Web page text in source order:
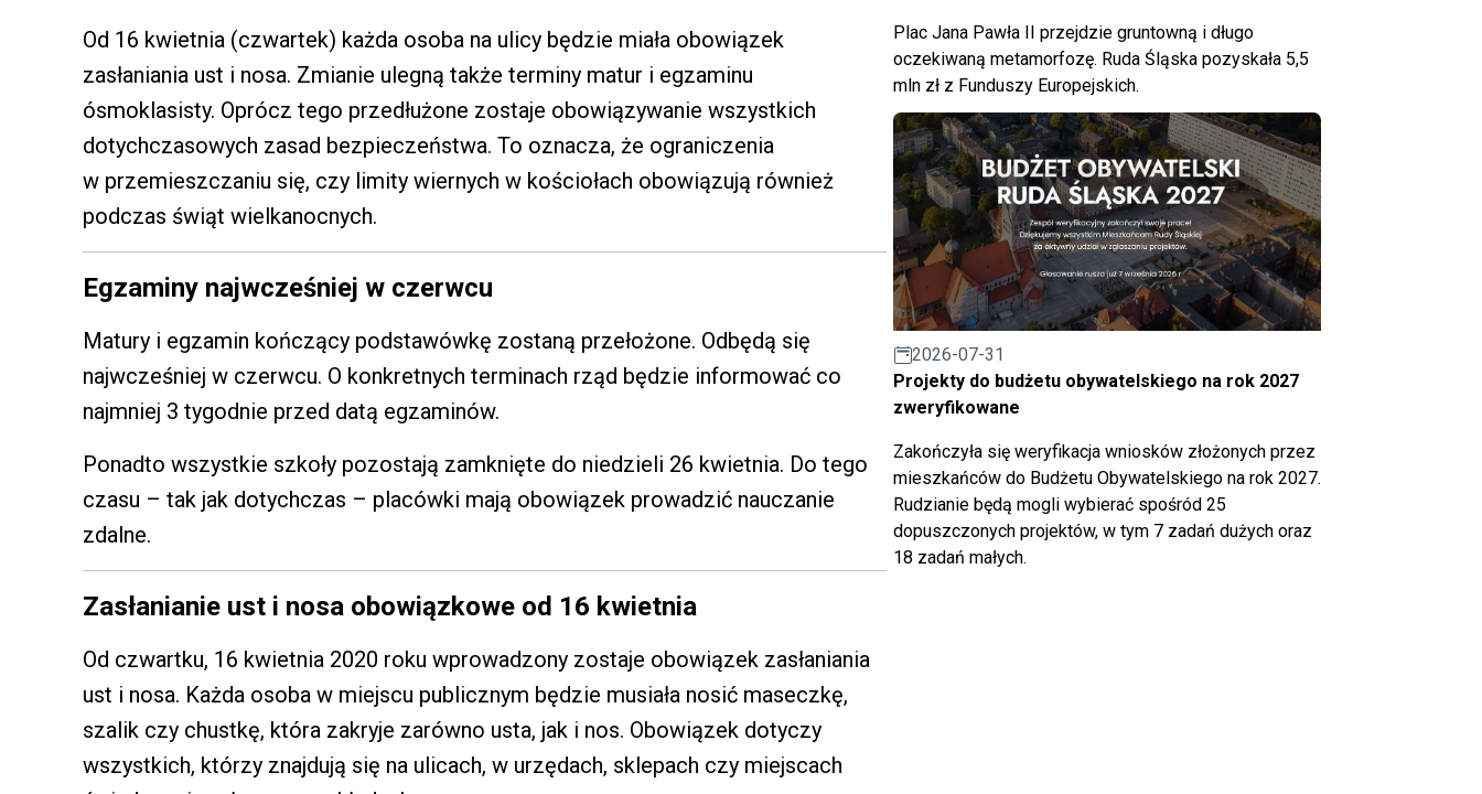
Od 16 kwietnia (czwartek) każda osoba na ulicy będzie miała obowiązek
zasłaniania ust i nosa. Zmianie ulegną także terminy matur i egzaminu
ósmoklasisty. Oprócz tego przedłużone zostaje obowiązywanie wszystkich
dotychczasowych zasad bezpieczeństwa. To oznacza, że ograniczenia
w przemieszczaniu się, czy limity wiernych w kościołach obowiązują również
podczas świąt wielkanocnych.
Egzaminy najwcześniej w czerwcu
Matury i egzamin kończący podstawówkę zostaną przełożone. Odbędą się
najwcześniej w czerwcu. O konkretnych terminach rząd będzie informować co
najmniej 3 tygodnie przed datą egzaminów.
Ponadto wszystkie szkoły pozostają zamknięte do niedzieli 26 kwietnia. Do tego
czasu – tak jak dotychczas – placówki mają obowiązek prowadzić nauczanie
zdalne.
Zasłanianie ust i nosa obowiązkowe od 16 kwietnia
Od czwartku, 16 kwietnia 2020 roku wprowadzony zostaje obowiązek zasłaniania
ust i nosa. Każda osoba w miejscu publicznym będzie musiała nosić maseczkę,
szalik czy chustkę, która zakryje zarówno usta, jak i nos. Obowiązek dotyczy
wszystkich, którzy znajdują się na ulicach, w urzędach, sklepach czy miejscach
Plac Jana Pawła II przejdzie gruntowną i długo
oczekiwaną metamorfozę. Ruda Śląska pozyskała 5,5
mln zł z Funduszy Europejskich.
2026-07-31
Projekty do budżetu obywatelskiego na rok 2027
zweryfikowane
Zakończyła się weryfikacja wniosków złożonych przez
mieszkańców do Budżetu Obywatelskiego na rok 2027.
Rudzianie będą mogli wybierać spośród 25
dopuszczonych projektów, w tym 7 zadań dużych oraz
18 zadań małych.